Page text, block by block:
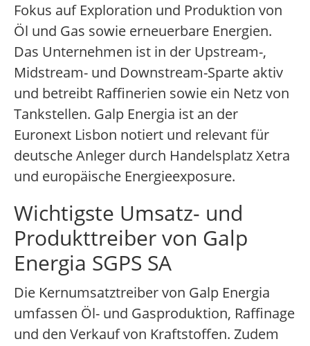
Fokus auf Exploration und Produktion von
Öl und Gas sowie erneuerbare Energien.
Das Unternehmen ist in der Upstream-,
Midstream- und Downstream-Sparte aktiv
und betreibt Raffinerien sowie ein Netz von
Tankstellen. Galp Energia ist an der
Euronext Lisbon notiert und relevant für
deutsche Anleger durch Handelsplatz Xetra
und europäische Energieexposure.
Wichtigste Umsatz- und
Produkttreiber von Galp
Energia SGPS SA
Die Kernumsatztreiber von Galp Energia
umfassen Öl- und Gasproduktion, Raffinage
und den Verkauf von Kraftstoffen. Zudem